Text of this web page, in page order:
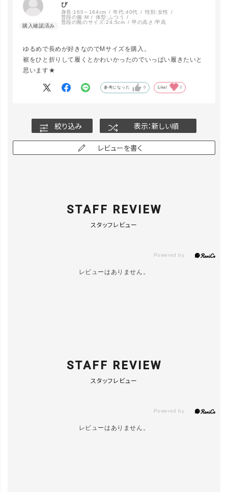
ぴ
身長:160～164cm 年代:40代 性別:女性
普段の服: M 体型: ふつう
普段の靴のサイズ:24.5cm 甲の高さ:甲高
ゆるめで長めが好きなのでMサイズを購入。
裾をひと折りして履くとかわいかったのでいっぱい履きたいと
思います★
参考になった 0 Like! 0
絞り込み 表示：新しい順
レビューを書く
STAFF REVIEW
スタッフレビュー
レビューはありません。
STAFF REVIEW
スタッフレビュー
レビューはありません。